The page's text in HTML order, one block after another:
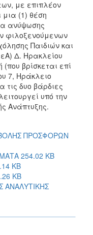
με επιπλέον
μια (1) θέση
ανύψωσης
φιλοξενούμενων
Παιδιών και
Δ. Ηρακλείου
(που βρίσκεται επί
7, Ηράκλειο
τις δυο βάρδιες
υπό την
Ανάπτυξης.
ΠΡΟΣΦΟΡΩΝ
254.02 KB
KB
KB
ΑΝΑΛΥΤΙΚΗΣ